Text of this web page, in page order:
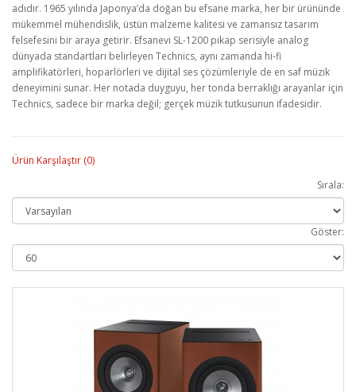
adıdır. 1965 yılında Japonya’da doğan bu efsane marka, her bir ürününde
mükemmel mühendislik, üstün malzeme kalitesi ve zamansız tasarım
felsefesini bir araya getirir. Efsanevi SL-1200 pikap serisiyle analog
dünyada standartları belirleyen Technics, aynı zamanda hi-fi
amplifikatörleri, hoparlörleri ve dijital ses çözümleriyle de en saf müzik
deneyimini sunar. Her notada duyguyu, her tonda berraklığı arayanlar için
Technics, sadece bir marka değil; gerçek müzik tutkusunun ifadesidir.
Ürün Karşılaştır (0)
Sırala:
Göster: